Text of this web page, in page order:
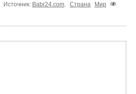
Источник: Babr24.com. Страна
Мир